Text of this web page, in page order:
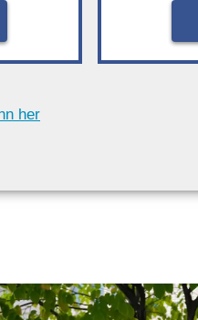
her